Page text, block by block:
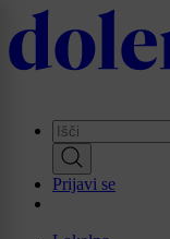
Skip
to
main
Prijavi se